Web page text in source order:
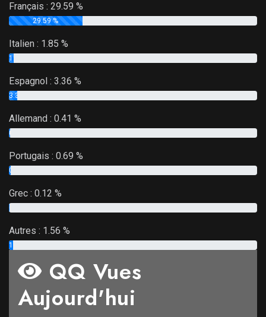
Français : 29.59 %
29.59 %
Italien : 1.85 %
1.85 %
Espagnol : 3.36 %
3.36 %
Allemand : 0.41 %
0.41 %
Portugais : 0.69 %
0.69 %
Grec : 0.12 %
0.12 %
Autres : 1.56 %
1.56 %
QQ Vues
Aujourd'hui